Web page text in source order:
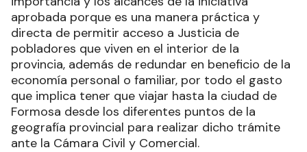
aprobada porque es una manera práctica y
directa de permitir acceso a Justicia de
pobladores que viven en el interior de la
provincia, además de redundar en beneficio de la
economía personal o familiar, por todo el gasto
que implica tener que viajar hasta la ciudad de
Formosa desde los diferentes puntos de la
geografía provincial para realizar dicho trámite
ante la Cámara Civil y Comercial.